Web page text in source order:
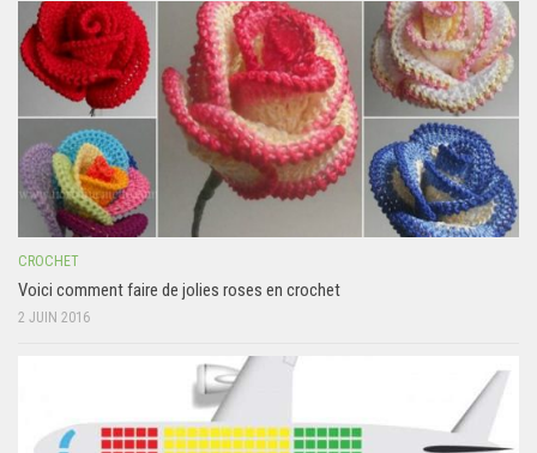
CROCHET
Voici comment faire de jolies roses en crochet
2 JUIN 2016